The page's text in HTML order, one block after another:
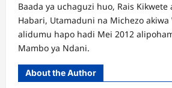
Baada ya uchaguzi huo, Rais Kikwete
Habari, Utamaduni na Michezo
alidumu hapo hadi Mei 2012
Mambo ya Ndani.
About the Author